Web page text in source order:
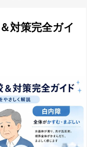
対策完全ガイ